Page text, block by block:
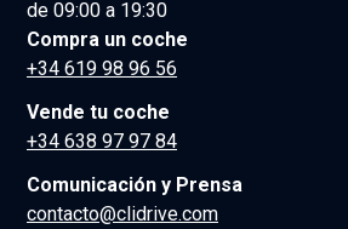
de 09:00 a 19:30
Compra un coche
+34 619 98 96 56
Vende tu coche
+34 638 97 97 84
Comunicación y Prensa
contacto@clidrive.com